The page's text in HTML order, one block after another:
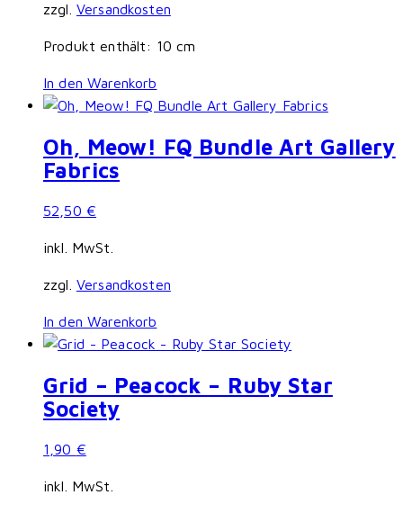
zzgl. Versandkosten
Produkt enthält: 10 cm
In den Warenkorb
Oh, Meow! FQ Bundle Art Gallery
Fabrics
52,50 €
inkl. MwSt.
zzgl. Versandkosten
In den Warenkorb
Grid – Peacock – Ruby Star
Society
1,90 €
inkl. MwSt.